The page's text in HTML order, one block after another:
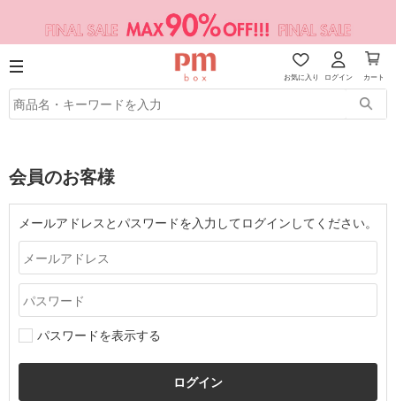
お気に入り ログイン カート
会員のお客様
メールアドレスとパスワードを入力してログインしてください。
パスワードを表示する